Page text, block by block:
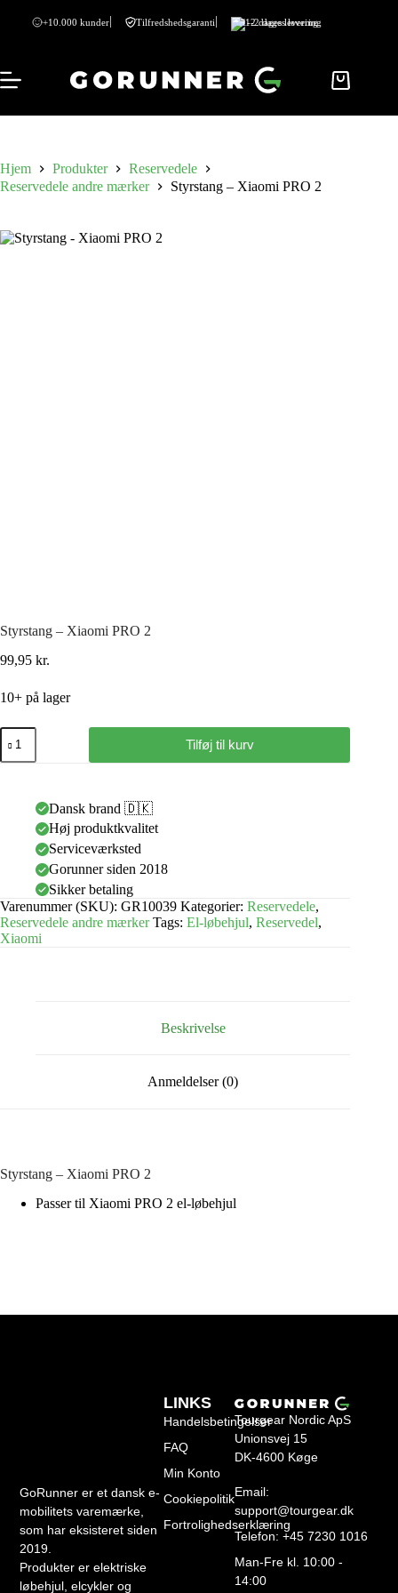
+10.000 kunder Tilfredshedsgaranti 1-2 dages levering
Hjem Produkter
Reservedele
Reservedele andre mærker
Styrstang – Xiaomi PRO 2
Styrstang – Xiaomi PRO 2
99,95 kr.
10+ på lager
Tilføj til kurv
Dansk brand 🇩🇰
Høj produktkvalitet
Serviceværksted
Gorunner siden 2018
Sikker betaling
Varenummer (SKU): GR10039 Kategorier: Reservedele,
Reservedele andre mærker Tags: El-løbehjul, Reservedel,
Xiaomi
Beskrivelse
Anmeldelser (0)
Styrstang – Xiaomi PRO 2
Passer til Xiaomi PRO 2 el-løbehjul
GoRunner er et dansk e-
mobilitets varemærke,
som har eksisteret siden
2019.
Produkter er elektriske
løbehjul, elcykler og
LINKS
Handelsbetingelser
FAQ
Min Konto
Cookiepolitik
Fortrolighedserklæring
Tourgear Nordic ApS
Unionsvej 15
DK-4600 Køge
Email:
support@tourgear.dk
Telefon: +45 7230 1016
Man-Fre kl. 10:00 -
14:00